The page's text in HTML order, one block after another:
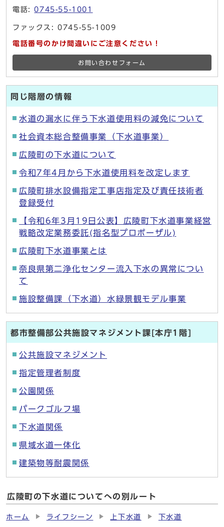
電話:0745-55-1001
ファックス: 0745-55-1009
電話番号のかけ間違いにご注意ください！
お問い合わせフォーム
同じ階層の情報
水道の漏水に伴う下水道使用料の減免について
社会資本総合整備事業（下水道事業）
広陵町の下水道について
令和7年4月から下水道使用料を改定します
広陵町排水設備指定工事店指定及び責任技術者
登録受付
【令和6年3月19日公表】広陵町下水道事業経営
戦略改定業務委託(指名型プロポーザル)
広陵町下水道事業とは
奈良県第二浄化センター流入下水の異常につい
て
施設整備課（下水道）水緑景観モデル事業
都市整備部公共施設マネジメント課[本庁1階]
公共施設マネジメント
指定管理者制度
公園関係
パークゴルフ場
下水道関係
県域水道一体化
建築物等耐震関係
広陵町の下水道についてへの別ルート
ホーム ライフシーン 上下水道 下水道